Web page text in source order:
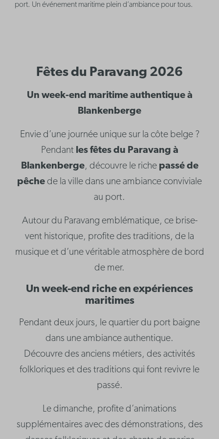
port. Un événement maritime plein d’ambiance pour tous.
Fêtes du Paravang 2026
Un week-end maritime authentique à
Blankenberge
Envie d’une journée unique sur la côte belge ?
Pendant les fêtes du Paravang à
Blankenberge, découvre le riche passé de
pêche de la ville dans une ambiance conviviale
au port.
Autour du Paravang emblématique, ce brise-
vent historique, profite des traditions, de la
musique et d’une véritable atmosphère de bord
de mer.
Un week-end riche en expériences
maritimes
Pendant deux jours, le quartier du port baigne
dans une ambiance authentique.
Découvre des anciens métiers, des activités
folkloriques et des traditions qui font revivre le
passé.
Le dimanche, profite d’animations
supplémentaires avec des démonstrations, des